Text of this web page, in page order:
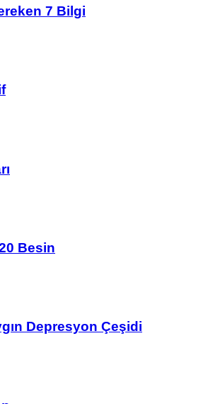
7 Bilgi
Besin
Depresyon Çeşidi